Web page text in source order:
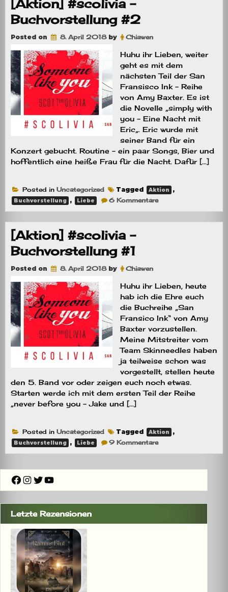
[Aktion] #scolivia –
Buchvorstellung #2
Posted on 8. April 2018by Chiawen
Huhu ihr Lieben, weiter
geht es mit dem
nächsten Teil der San
Fransisco Ink – Reihe
von Amy Baxter. Es ist
die Novelle „simply with
you – Eine Nacht mit
Eric„. Eric wurde mit
seiner Band für ein
Konzert gebucht. Routine – ein paar Songs, Bier und
hoffentlich eine heiße Frau für die Nacht. Dafür […]
Posted in Uncategorized Tagged Aktion ,
Buchvorstellung , Liebe 6 Kommentarezu
–
[Aktion] #scolivia –
Buchvorstellung #1
Posted on 8. April 2018by Chiawen
Huhu ihr Lieben, heute
hab ich die Ehre euch
die Buchreihe „San
Fransico Ink“ von Amy
Baxter vorzustellen.
Meine Mitstreiter vom
Team Skinneedles haben
ja teilweise schon was
vorgestellt, stellen heute
den 5. Band vor oder zeigen euch noch etwas.
Starten werde ich mit dem ersten Teil der Reihe
„never before you – Jake und […]
Posted in Uncategorized Tagged Aktion ,
Buchvorstellung , Liebe 9 Kommentarezu
#scolivia
Buchvorstellung
Facebook
Instagram
Twitter
YouTube
Letzte Rezensionen